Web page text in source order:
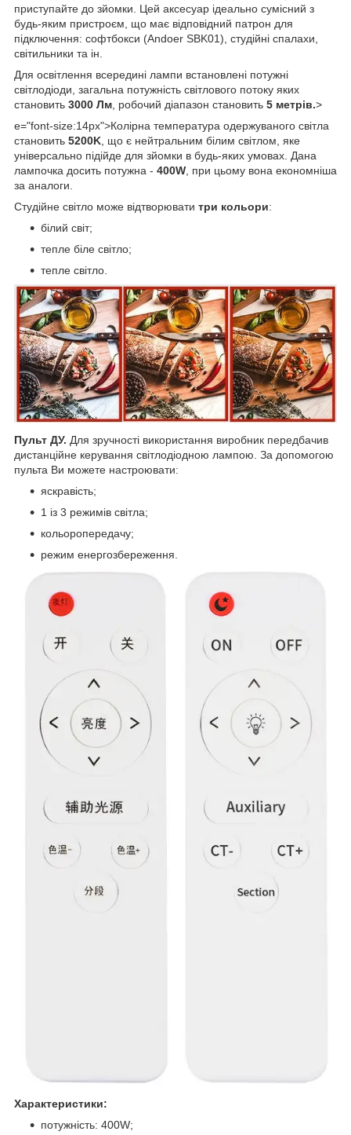
приступайте до зйомки. Цей аксесуар ідеально сумісний з
будь-яким пристроєм, що має відповідний патрон для
підключення: софтбокси (Andoer SBK01), студійні спалахи,
світильники та ін.
Для освітлення всередині лампи встановлені потужні
світлодіоди, загальна потужність світлового потоку яких
становить 3000 Лм, робочий діапазон становить 5 метрів.>
e="font-size:14px">Колірна температура одержуваного світла
становить 5200K, що є нейтральним білим світлом, яке
універсально підійде для зйомки в будь-яких умовах. Дана
лампочка досить потужна - 400W, при цьому вона економніша
за аналоги.
Студійне світло може відтворювати три кольори:
білий світ;
тепле біле світло;
тепле світло.
Пульт ДУ. Для зручності використання виробник передбачив
дистанційне керування світлодіодною лампою. За допомогою
пульта Ви можете настроювати:
яскравість;
1 із 3 режимів світла;
кольоропередачу;
режим енергозбереження.
Характеристики:
потужність: 400W;